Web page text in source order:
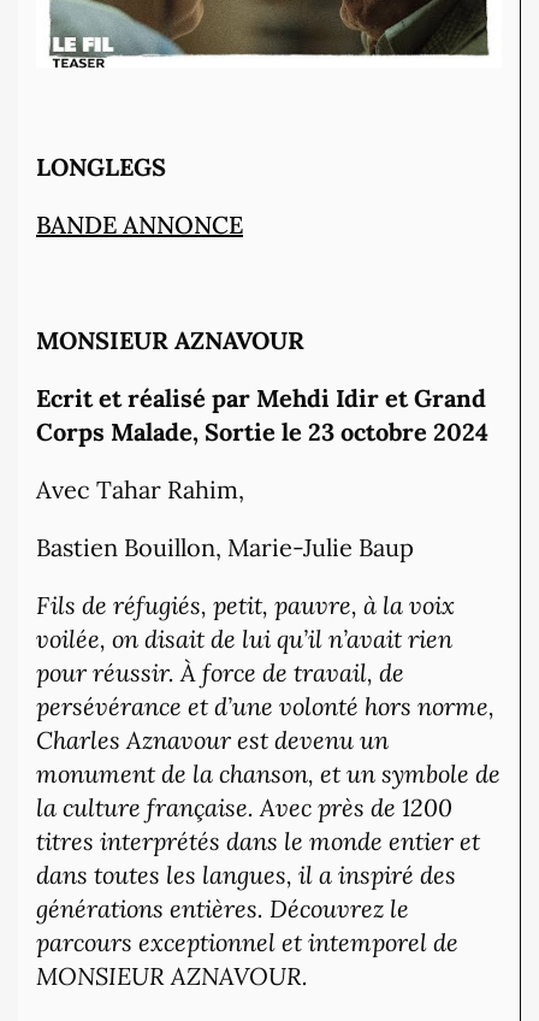
LONGLEGS
BANDE ANNONCE
MONSIEUR AZNAVOUR
Ecrit et réalisé par Mehdi Idir et Grand
Corps Malade, Sortie le 23 octobre 2024
Avec Tahar Rahim,
Bastien Bouillon, Marie-Julie Baup
Fils de réfugiés, petit, pauvre, à la voix
voilée, on disait de lui qu’il n’avait rien
pour réussir. À force de travail, de
persévérance et d’une volonté hors norme,
Charles Aznavour est devenu un
monument de la chanson, et un symbole de
la culture française. Avec près de 1200
titres interprétés dans le monde entier et
dans toutes les langues, il a inspiré des
générations entières. Découvrez le
parcours exceptionnel et intemporel de
MONSIEUR AZNAVOUR.